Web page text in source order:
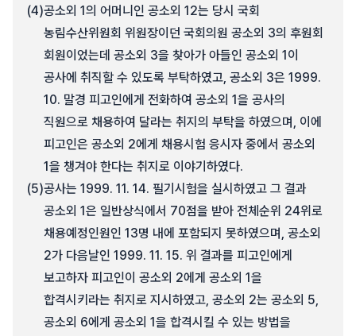
(4)공소외 1의 어머니인 공소외 12는 당시 국회
농림수산위원회 위원장이던 국회의원 공소외 3의 후원회
회원이었는데 공소외 3을 찾아가 아들인 공소외 1이
공사에 취직할 수 있도록 부탁하였고, 공소외 3은 1999.
10. 말경 피고인에게 전화하여 공소외 1을 공사의
직원으로 채용하여 달라는 취지의 부탁을 하였으며, 이에
피고인은 공소외 2에게 채용시험 응시자 중에서 공소외
1을 챙겨야 한다는 취지로 이야기하였다.
(5)공사는 1999. 11. 14. 필기시험을 실시하였고 그 결과
공소외 1은 일반상식에서 70점을 받아 전체순위 24위로
채용예정인원인 13명 내에 포함되지 못하였으며, 공소외
2가 다음날인 1999. 11. 15. 위 결과를 피고인에게
보고하자 피고인이 공소외 2에게 공소외 1을
합격시키라는 취지로 지시하였고, 공소외 2는 공소외 5,
공소외 6에게 공소외 1을 합격시킬 수 있는 방법을